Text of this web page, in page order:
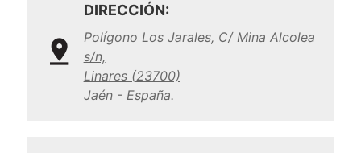
DIRECCIÓN:
Polígono Los Jarales, C/ Mina Alcolea
s/n,
Linares (23700)
Jaén - España.